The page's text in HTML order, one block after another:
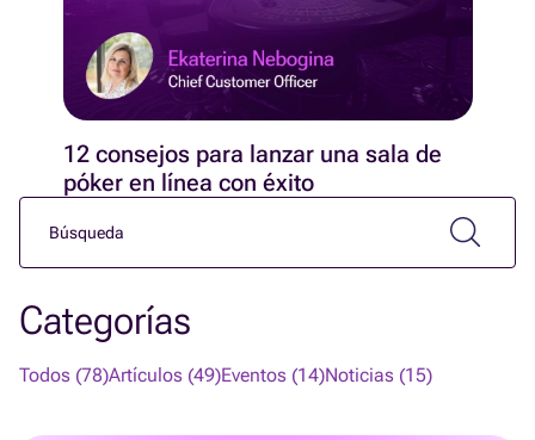
12 consejos para lanzar una sala de
póker en línea con éxito
Categorías
Todos (78)Artículos (49)Eventos (14)Noticias (15)